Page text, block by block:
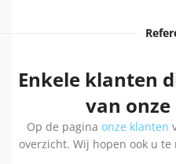
Enkele klanten
van
Op de pagina onze klanten
overzicht. Wij hopen ook u